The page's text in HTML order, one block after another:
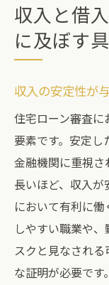
収入と借
に及ぼす
収入の安定性が
住宅ローン審査
要素です。安定
金融機関に重視
長いほど、収入
において有利に
しやすい職業や
スクと見なされ
な証明が必要で